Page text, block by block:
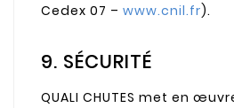
Cedex 07 – www.cnil.fr).
9. SÉCURITÉ
QUALI CHUTES met en